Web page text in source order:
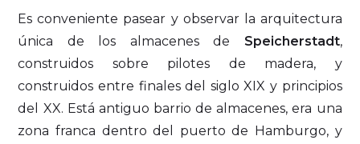
Es conveniente pasear y observar la arquitectura
única de los almacenes de Speicherstadt,
construidos sobre pilotes de madera, y
construidos entre finales del siglo XIX y principios
del XX. Está antiguo barrio de almacenes, era una
zona franca dentro del puerto de Hamburgo, y